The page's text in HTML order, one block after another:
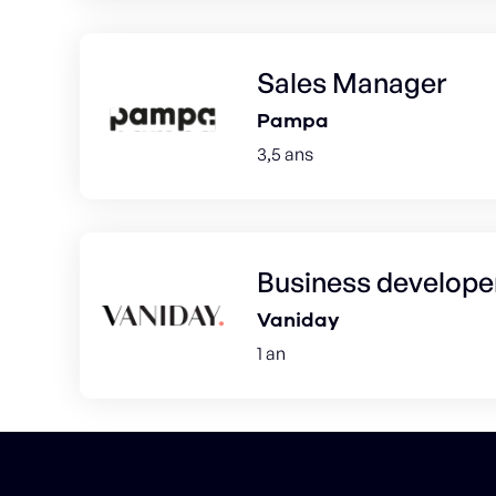
Sales Manager
Pampa
3,5 ans
Business
Vaniday
1 an